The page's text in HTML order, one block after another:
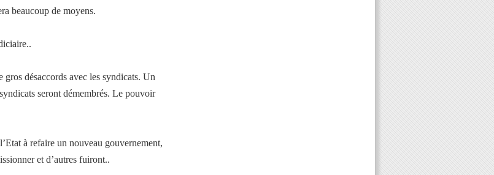
beaucoup de moyens.
désaccords avec les syndicats. Un
seront démembrés. Le pouvoir
à refaire un nouveau gouvernement,
et d’autres fuiront..